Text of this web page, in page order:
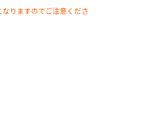
りますのでご注意くださ